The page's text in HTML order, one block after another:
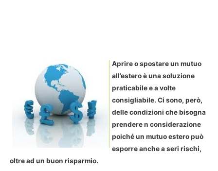
Aprire o spostare un mutuo
all’estero è una soluzione
praticabile e a volte
consigliabile. Ci sono, però,
delle condizioni che bisogna
prendere n considerazione
poiché un mutuo estero può
esporre anche a seri rischi,
oltre ad un buon risparmio.